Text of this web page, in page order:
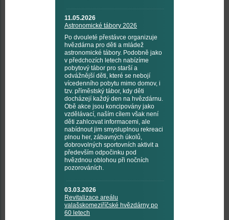
11.05.2026
Astronomické tábory 2026
Po dvouleté přestávce organizuje
hvězdárna pro děti a mládež
astronomické tábory. Podobně jako
v předchozích letech nabízíme
pobytový tábor pro starší a
odvážnější děti, které se nebojí
vícedenního pobytu mimo domov, i
tzv. příměstský tábor, kdy děti
docházejí každý den na hvězdárnu.
Obě akce jsou koncipovány jako
vzdělávací, naším cílem však není
děti zahlcovat informacemi, ale
nabídnout jim smysluplnou rekreaci
plnou her, zábavných úkolů,
dobrovolných sportovních aktivit a
především odpočinku pod
hvězdnou oblohou při nočních
pozorováních.
03.03.2026
Revitalizace areálu
valašskomeziříčské hvězdárny po
60 letech